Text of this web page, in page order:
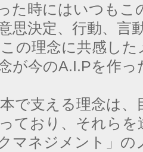
た時にはいつもこ
思決定、行動、言
の理念に共感し
が今のA.I.Pを作
で支える理念は
ており、それら
マネジメント」の